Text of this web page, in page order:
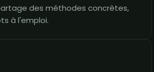
des méthodes concrètes,
à l'emploi.